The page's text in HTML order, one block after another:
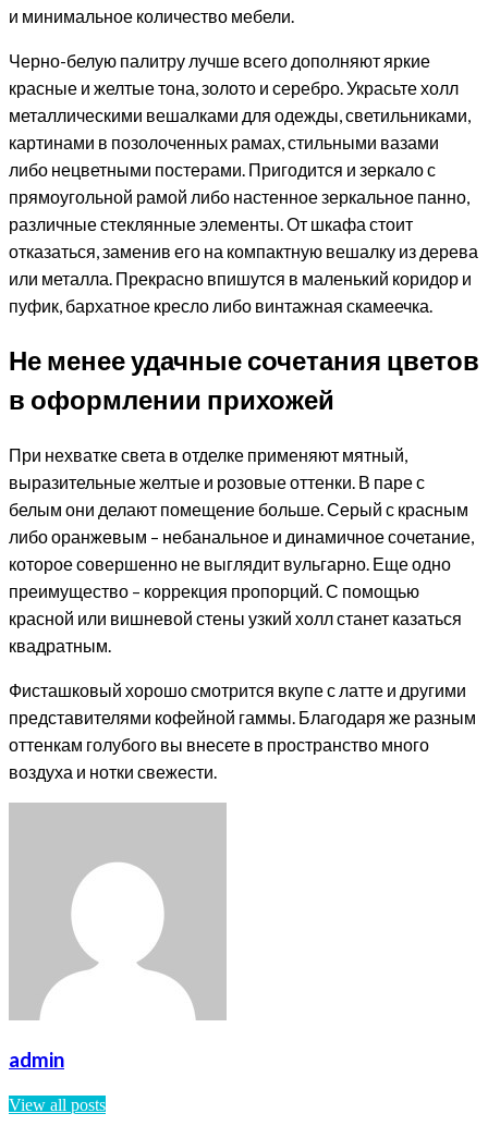
и минимальное количество мебели.
Черно-белую палитру лучше всего дополняют яркие
красные и желтые тона, золото и серебро. Украсьте холл
металлическими вешалками для одежды, светильниками,
картинами в позолоченных рамах, стильными вазами
либо нецветными постерами. Пригодится и зеркало с
прямоугольной рамой либо настенное зеркальное панно,
различные стеклянные элементы. От шкафа стоит
отказаться, заменив его на компактную вешалку из дерева
или металла. Прекрасно впишутся в маленький коридор и
пуфик, бархатное кресло либо винтажная скамеечка.
Не менее удачные сочетания цветов
в оформлении прихожей
При нехватке света в отделке применяют мятный,
выразительные желтые и розовые оттенки. В паре с
белым они делают помещение больше. Серый с красным
либо оранжевым – небанальное и динамичное сочетание,
которое совершенно не выглядит вульгарно. Еще одно
преимущество – коррекция пропорций. С помощью
красной или вишневой стены узкий холл станет казаться
квадратным.
Фисташковый хорошо смотрится вкупе с латте и другими
представителями кофейной гаммы. Благодаря же разным
оттенкам голубого вы внесете в пространство много
воздуха и нотки свежести.
admin
View all posts